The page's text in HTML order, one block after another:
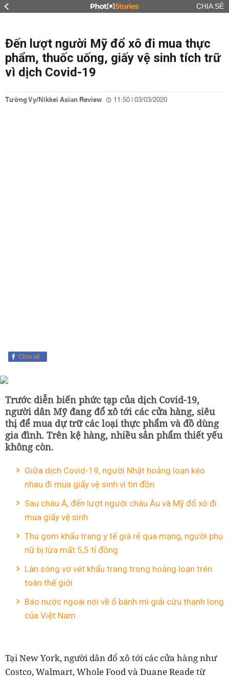
CHIA SẺ
Đến lượt người Mỹ đổ xô đi mua thực
phẩm, thuốc uống, giấy vệ sinh tích trữ
vì dịch Covid-19
Tường Vy/Nikkei Asian Review 11:50 | 03/03/2020
Chia sẻ
Trước diễn biến phức tạp của dịch Covid-19,
người dân Mỹ đang đổ xô tới các cửa hàng, siêu
thị để mua dự trữ các loại thực phẩm và đồ dùng
gia đình. Trên kệ hàng, nhiều sản phẩm thiết yếu
không còn.
Giữa dịch Covid-19, người Nhật hoảng loạn kéo
nhau đi mua giấy vệ sinh vì tin đồn
Sau châu Á, đến lượt người châu Âu và Mỹ đổ xô đi
mua giấy vệ sinh
Thu gom khẩu trang y tế giá rẻ qua mạng, người phụ
nữ bị lừa mất 5,5 tỉ đồng
Làn sóng vơ vét khẩu trang trong hoảng loạn trên
toàn thế giới
Báo nước ngoài nói về ổ bánh mì giải cứu thanh long
của Việt Nam
Tại New York, người dân đổ xô tới các cửa hàng như
Costco, Walmart, Whole Food và Duane Reade từ